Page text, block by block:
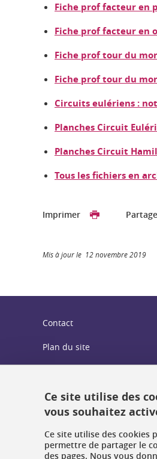
Fiche prof facteur en
Fiche prof facteur en
Fiche prof tour du
Fiche prof tour du
Circuits eulériens :
Planches Circuit
Planches Circuit
Tous les fichiers en
Imprimer
Mis à jour le 12 novembre 2019
Contact
Plan du site
Mentions légales
Données personnelles :
Gestion des cookies
Ce site utilise des
vous souhaitez
Ce site utilise des cookies
permettre de partager le
des pages. Nous vous